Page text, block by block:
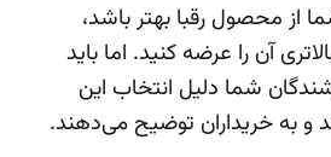
از محصول رقبا بهتر باشد،
آن را عرضه کنید. اما باید
شما دلیل انتخاب این
و به خریداران توضیح می‌دهند.